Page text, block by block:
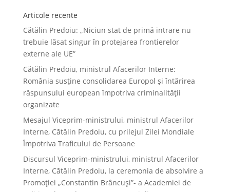
Articole recente
Cătălin Predoiu: „Niciun stat de primă intrare nu
trebuie lăsat singur în protejarea frontierelor
externe ale UE”
Cătălin Predoiu, ministrul Afacerilor Interne:
România susține consolidarea Europol și întărirea
răspunsului european împotriva criminalității
organizate
Mesajul Viceprim-ministrului, ministrul Afacerilor
Interne, Cătălin Predoiu, cu prilejul Zilei Mondiale
Împotriva Traficului de Persoane
Discursul Viceprim-ministrului, ministrul Afacerilor
Interne, Cătălin Predoiu, la ceremonia de absolvire a
Promoției „Constantin Brâncuși”- a Academiei de